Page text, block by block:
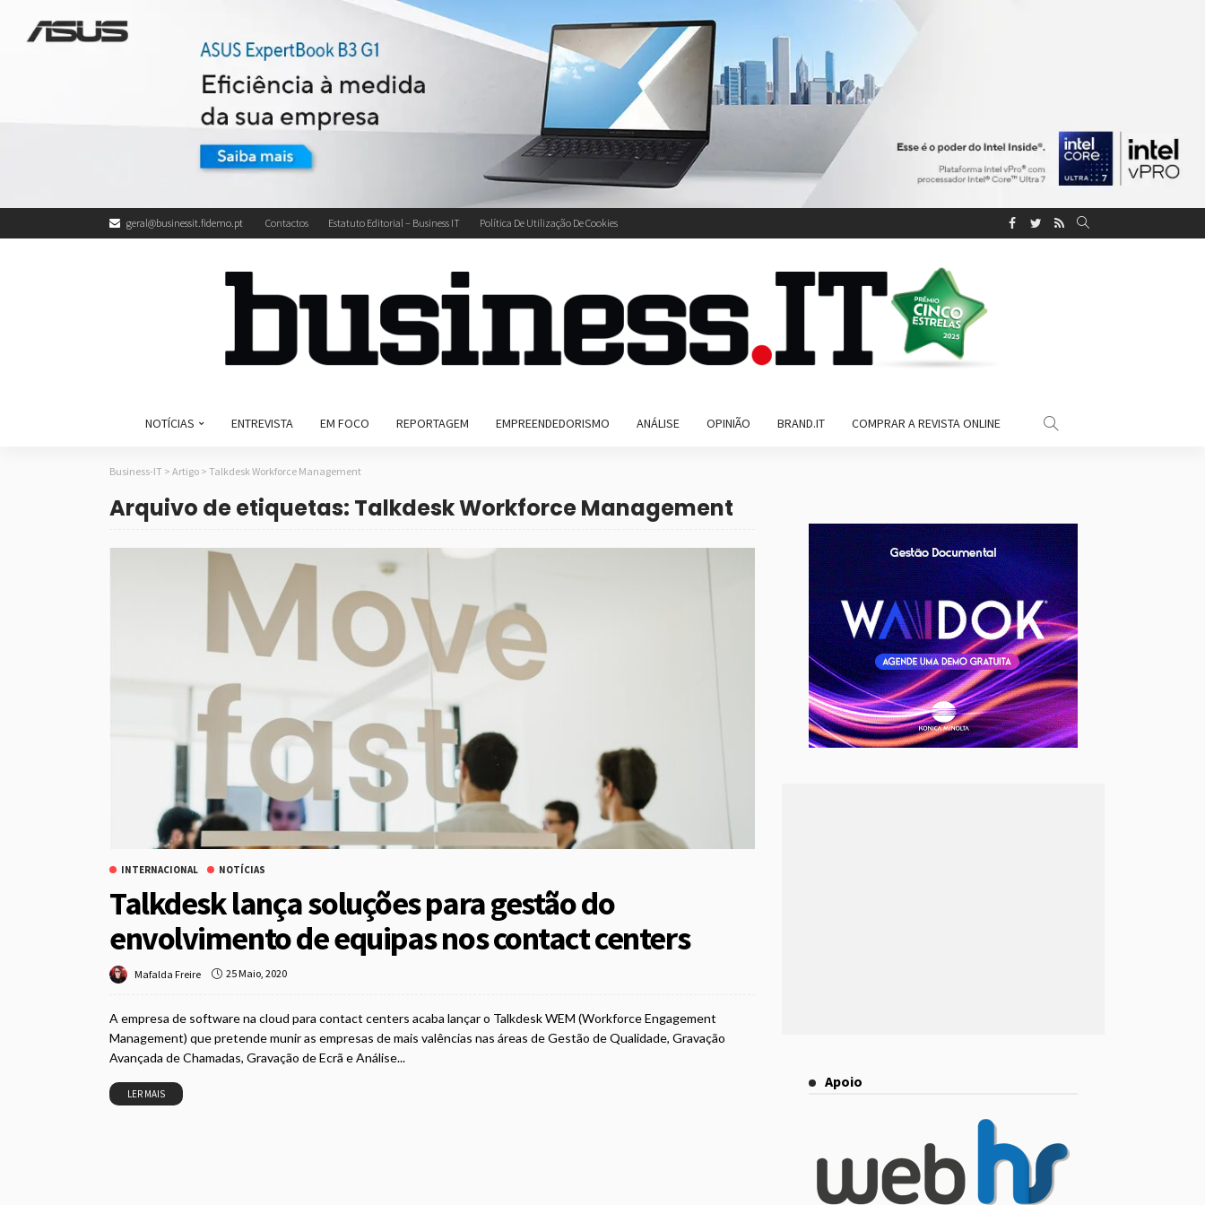
geral@businessit.fidemo.pt Contactos Estatuto Editorial – Business IT Política De Utilização De Cookies
NOTÍCIAS ENTREVISTA EM FOCO REPORTAGEM EMPREENDEDORISMO ANÁLISE OPINIÃO BRAND.IT COMPRAR A REVISTA ONLINE
Business-IT > Artigo > Talkdesk Workforce Management
Arquivo de etiquetas: Talkdesk Workforce Management
INTERNACIONAL NOTÍCIAS
Talkdesk lança soluções para gestão do
envolvimento de equipas nos contact centers
Mafalda Freire 25 Maio, 2020
A empresa de software na cloud para contact centers acaba lançar o Talkdesk WEM (Workforce Engagement
Management) que pretende munir as empresas de mais valências nas áreas de Gestão de Qualidade, Gravação
Avançada de Chamadas, Gravação de Ecrã e Análise...
LER MAIS
Apoio